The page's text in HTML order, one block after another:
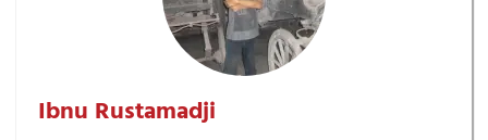
Ibnu Rustamadji